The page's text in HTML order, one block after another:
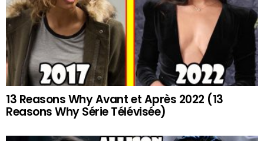
13 Reasons Why Avant et Après 2022 (13
Reasons Why Série Télévisée)